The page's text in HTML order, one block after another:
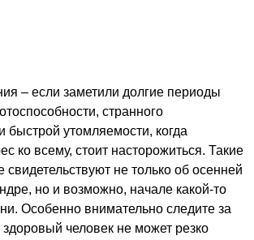
– если заметили долгие периоды
странного
быстрой утомляемости, когда
ко всему, стоит насторожиться. Такие
свидетельствуют не только об осенней
но и возможно, начале какой-то
Особенно внимательно следите за
человек не может резко